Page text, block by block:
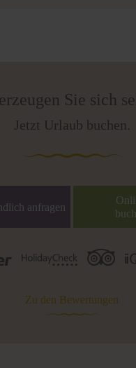
Sie sich
Jetzt Urlaub buchen.
anfragen
Zu den Bewertungen